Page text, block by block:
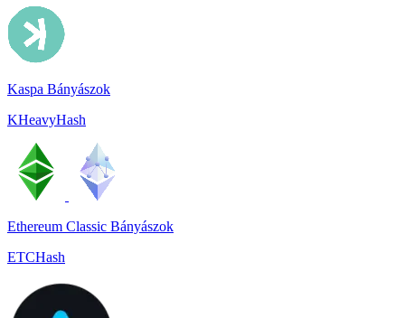
Kaspa Bányászok
KHeavyHash
Ethereum Classic Bányászok
ETCHash